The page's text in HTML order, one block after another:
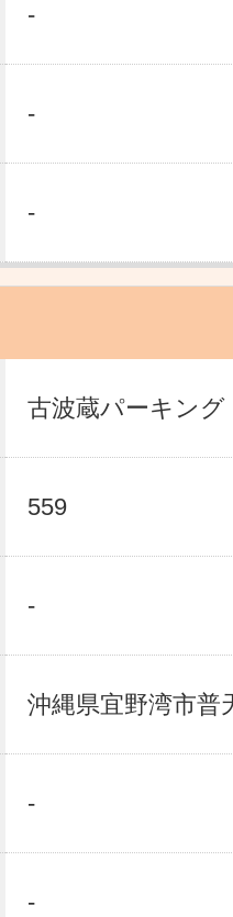
-
-
-
古波蔵パーキング
559
-
沖縄県宜野湾市普
-
-